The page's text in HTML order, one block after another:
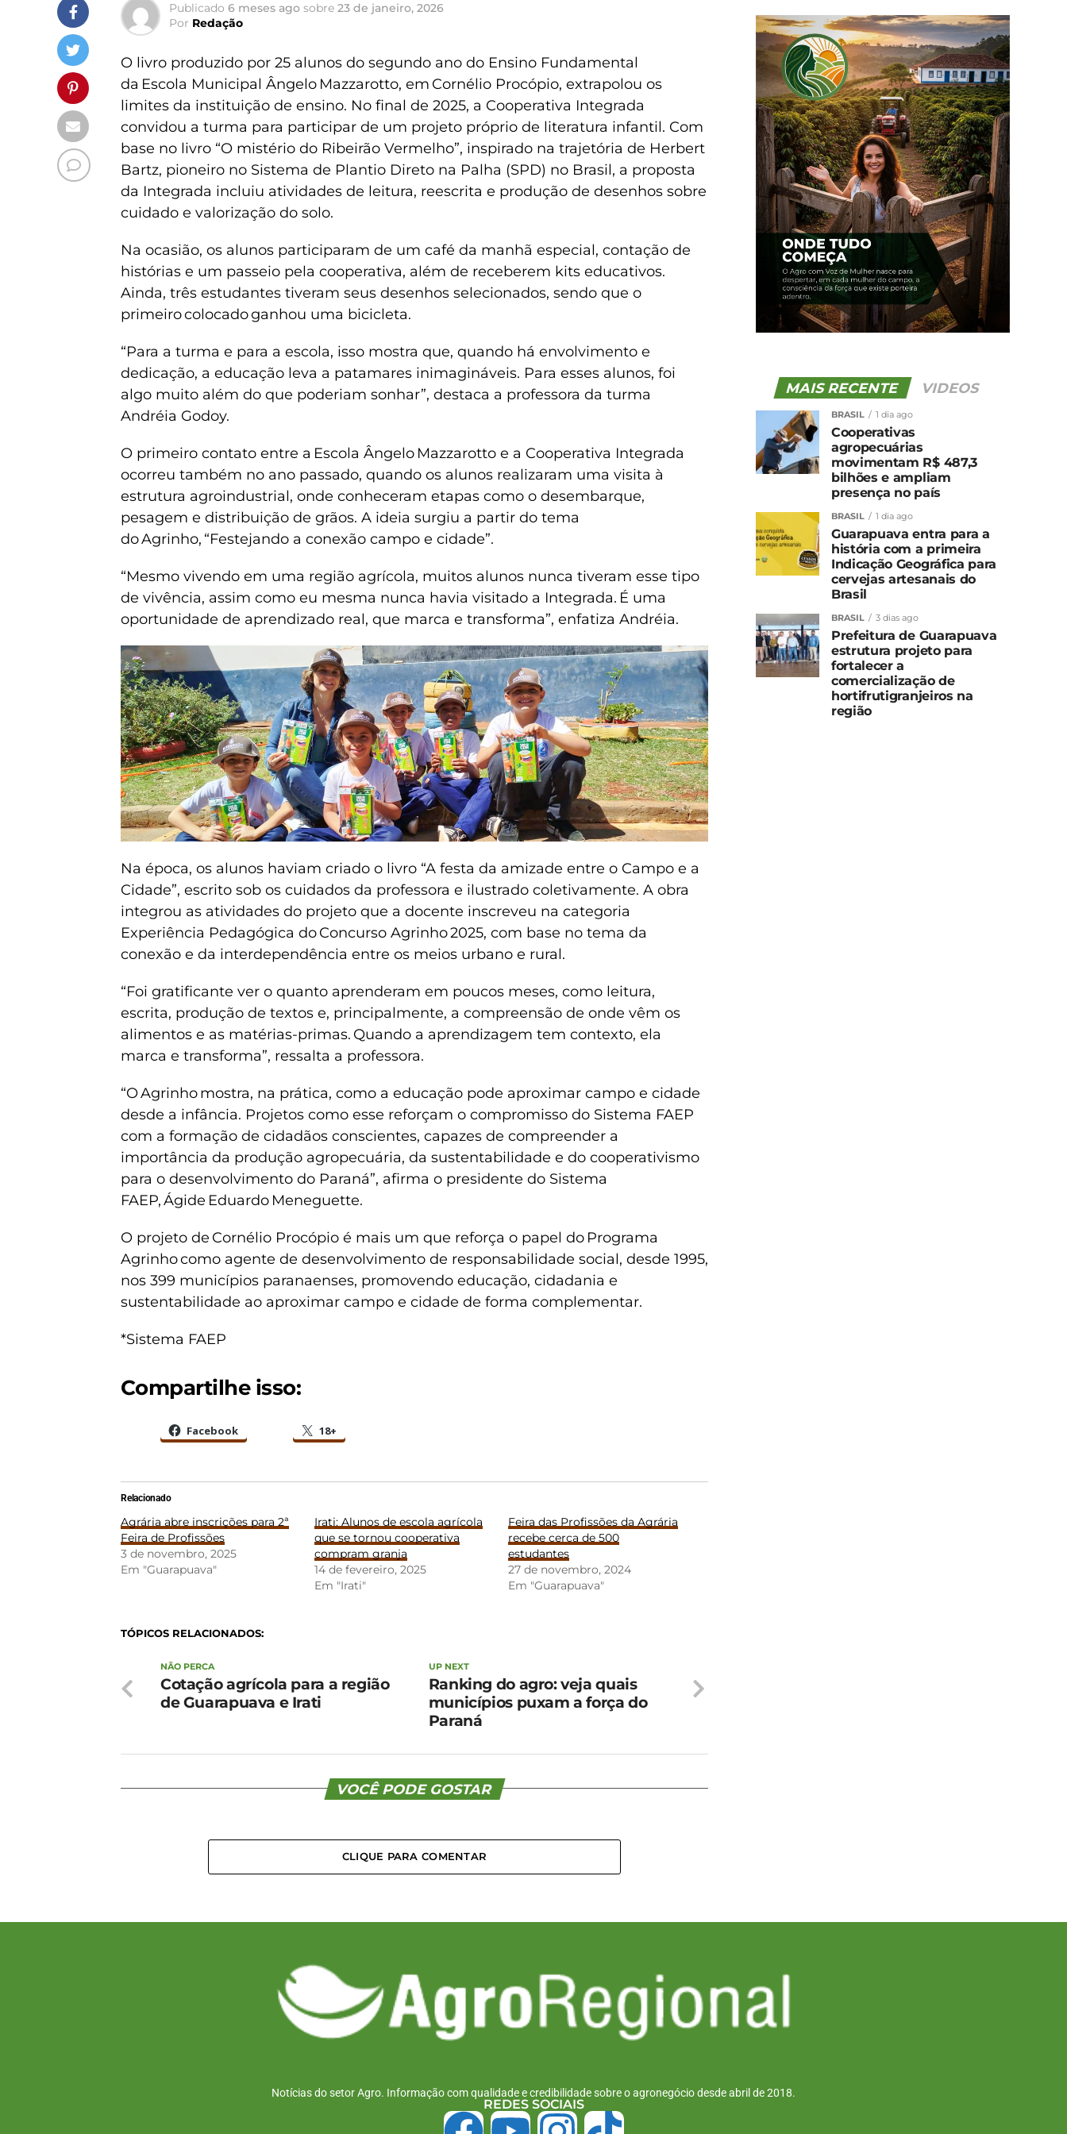
Publicado 6 meses ago sobre 23 de janeiro, 2026
Por Redação
O livro produzido por 25 alunos do segundo ano do Ensino Fundamental
da Escola Municipal Ângelo Mazzarotto, em Cornélio Procópio, extrapolou os
limites da instituição de ensino. No final de 2025, a Cooperativa Integrada
convidou a turma para participar de um projeto próprio de literatura infantil. Com
base no livro “O mistério do Ribeirão Vermelho”, inspirado na trajetória de Herbert
Bartz, pioneiro no Sistema de Plantio Direto na Palha (SPD) no Brasil, a proposta
da Integrada incluiu atividades de leitura, reescrita e produção de desenhos sobre
cuidado e valorização do solo.
Na ocasião, os alunos participaram de um café da manhã especial, contação de
histórias e um passeio pela cooperativa, além de receberem kits educativos.
Ainda, três estudantes tiveram seus desenhos selecionados, sendo que o
primeiro colocado ganhou uma bicicleta.
“Para a turma e para a escola, isso mostra que, quando há envolvimento e
dedicação, a educação leva a patamares inimagináveis. Para esses alunos, foi
algo muito além do que poderiam sonhar”, destaca a professora da turma
Andréia Godoy.
O primeiro contato entre a Escola Ângelo Mazzarotto e a Cooperativa Integrada
ocorreu também no ano passado, quando os alunos realizaram uma visita à
estrutura agroindustrial, onde conheceram etapas como o desembarque,
pesagem e distribuição de grãos. A ideia surgiu a partir do tema
do Agrinho, “Festejando a conexão campo e cidade”.
“Mesmo vivendo em uma região agrícola, muitos alunos nunca tiveram esse tipo
de vivência, assim como eu mesma nunca havia visitado a Integrada. É uma
oportunidade de aprendizado real, que marca e transforma”, enfatiza Andréia.
Na época, os alunos haviam criado o livro “A festa da amizade entre o Campo e a
Cidade”, escrito sob os cuidados da professora e ilustrado coletivamente. A obra
integrou as atividades do projeto que a docente inscreveu na categoria
Experiência Pedagógica do Concurso Agrinho 2025, com base no tema da
conexão e da interdependência entre os meios urbano e rural.
“Foi gratificante ver o quanto aprenderam em poucos meses, como leitura,
escrita, produção de textos e, principalmente, a compreensão de onde vêm os
alimentos e as matérias-primas. Quando a aprendizagem tem contexto, ela
marca e transforma”, ressalta a professora.
“O Agrinho mostra, na prática, como a educação pode aproximar campo e cidade
desde a infância. Projetos como esse reforçam o compromisso do Sistema FAEP
com a formação de cidadãos conscientes, capazes de compreender a
importância da produção agropecuária, da sustentabilidade e do cooperativismo
para o desenvolvimento do Paraná”, afirma o presidente do Sistema
FAEP, Ágide Eduardo Meneguette.
O projeto de Cornélio Procópio é mais um que reforça o papel do Programa
Agrinho como agente de desenvolvimento de responsabilidade social, desde 1995,
nos 399 municípios paranaenses, promovendo educação, cidadania e
sustentabilidade ao aproximar campo e cidade de forma complementar.
*Sistema FAEP
Compartilhe isso:
Facebook 18+
Relacionado
Agrária abre inscrições para 2ª
Feira de Profissões
3 de novembro, 2025
Em "Guarapuava"
Irati: Alunos de escola agrícola
que se tornou cooperativa
compram granja
14 de fevereiro, 2025
Em "Irati"
Feira das Profissões da Agrária
recebe cerca de 500
estudantes
27 de novembro, 2024
Em "Guarapuava"
TÓPICOS RELACIONADOS:
UP NEXT
Ranking do agro: veja quais
municípios puxam a força do
Paraná
NÃO PERCA
Cotação agrícola para a região
de Guarapuava e Irati
VOCÊ PODE GOSTAR
CLIQUE PARA COMENTAR
MAIS RECENTE VIDEOS
BRASIL 1 dia ago
Cooperativas
agropecuárias
movimentam R$ 487,3
bilhões e ampliam
presença no país
BRASIL 1 dia ago
Guarapuava entra para a
história com a primeira
Indicação Geográfica para
cervejas artesanais do
Brasil
BRASIL 3 dias ago
Prefeitura de Guarapuava
estrutura projeto para
fortalecer a
comercialização de
hortifrutigranjeiros na
região
Notícias do setor Agro. Informação com qualidade e credibilidade sobre o agronegócio desde abril de 2018.
REDES SOCIAIS